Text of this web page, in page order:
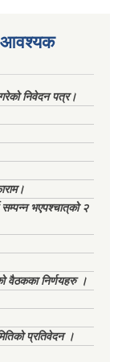
आवश्यक
निवेदन पत्र।
सम्पन्न भएपश्चात्‌को २
वैठकका निर्णयहरु ।
प्रतिवेदन ।